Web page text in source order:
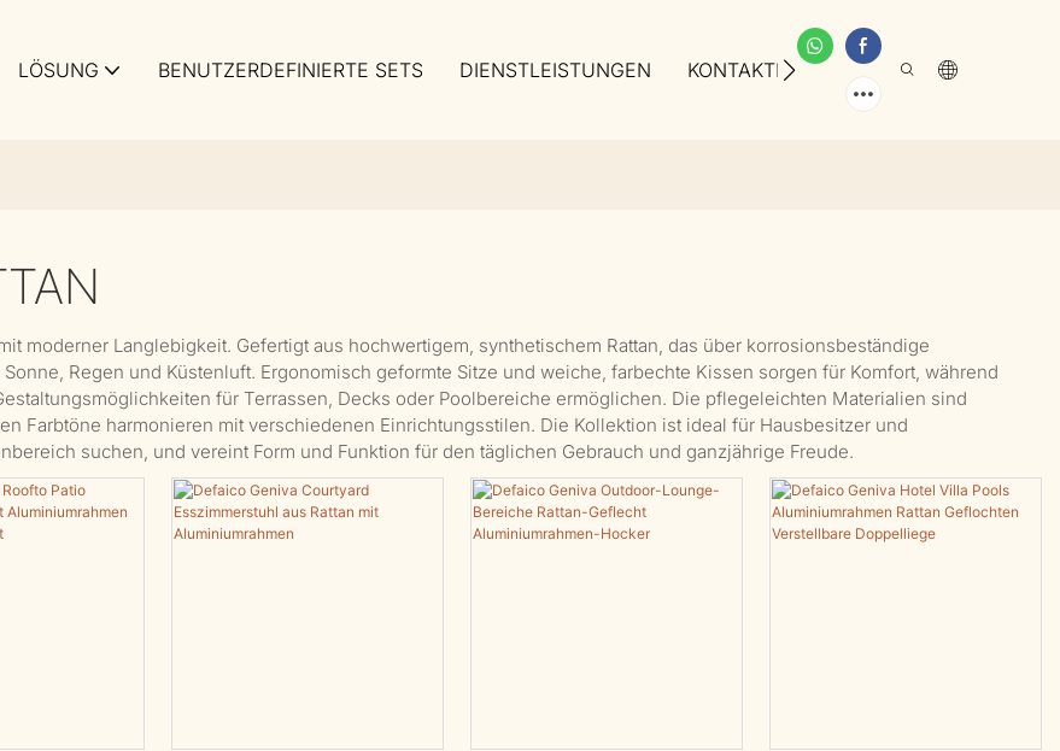
LÖSUNG BENUTZERDEFINIERTE SETS DIENSTLEISTUNGEN KONTAKTIEREN SIE UNS ÜBER UNS
moderner Langlebigkeit. Gefertigt aus hochwertigem, synthetischem Rattan, das über korrosionsbeständige
Regen und Küstenluft. Ergonomisch geformte Sitze und weiche, farbechte Kissen sorgen für Komfort, während
für Terrassen, Decks oder Poolbereiche ermöglichen. Die pflegeleichten Materialien sind
Farbtöne harmonieren mit verschiedenen Einrichtungsstilen. Die Kollektion ist ideal für Hausbesitzer und
suchen, und vereint Form und Funktion für den täglichen Gebrauch und ganzjährige Freude.